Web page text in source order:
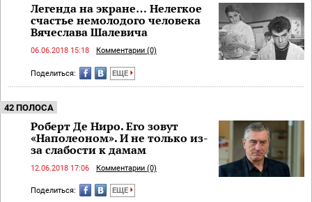
Легенда на экране… Нелегкое
счастье немолодого человека
Вячеслава Шалевича
06.06.2018 15:18 Комментарии (0)
Поделиться: ЕЩЕ
42 ПОЛОСА
Роберт Де Ниро. Его зовут
«Наполеоном». И не только из-
за слабости к дамам
12.06.2018 17:06 Комментарии (0)
Поделиться: ЕЩЕ